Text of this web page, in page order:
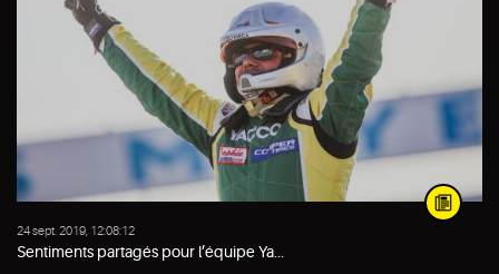
24 sept. 2019, 12:08:12
Sentiments partagés pour l’équipe Ya...